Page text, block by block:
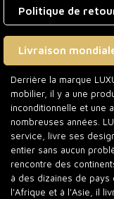
Politique de
Livraison
Derrière la marque
mobilier, il y a une
inconditionnelle et une
nombreuses années.
service, livre ses
entier sans aucun
rencontre des
à des dizaines de pays
l'Afrique et à l'Asie, il